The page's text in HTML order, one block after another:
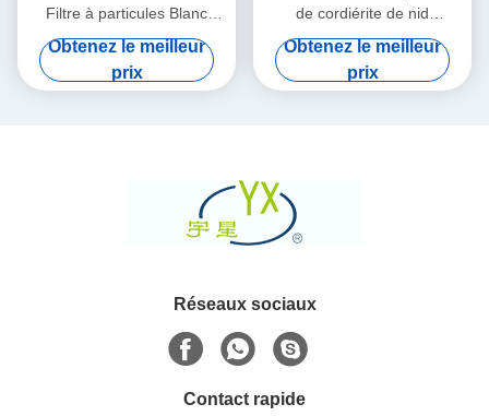
Filtre à particules Blanc
Haute porosité
Obtenez le meilleur
prix
de cordiérite de nid
d'abeilles rond de Dpf
densité de 200 cellules de
CPSI
Obtenez le meilleur
prix
Réseaux sociaux
Contact rapide